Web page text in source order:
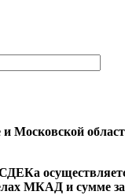
Московской
МКАД и сумме